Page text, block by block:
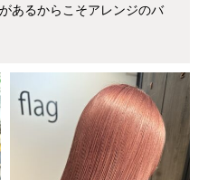
あるからこそアレンジのバ